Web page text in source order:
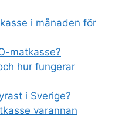
i månaden för
matkasse?
hur fungerar
i Sverige?
varannan